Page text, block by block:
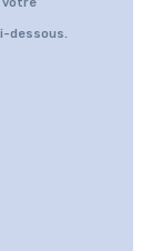
dessous.